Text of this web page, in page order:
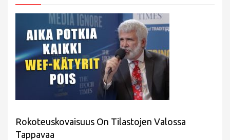
Rokoteuskovaisuus On Tilastojen Valossa
Tappavaa